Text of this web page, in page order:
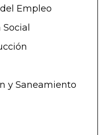
Empleo
y Saneamiento